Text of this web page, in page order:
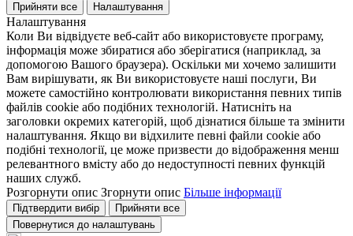
Прийняти все Налаштування
Налаштування
Коли Ви відвідуєте веб-сайт або використовуєте програму,
інформація може збиратися або зберігатися (наприклад, за
допомогою Вашого браузера). Оскільки ми хочемо залишити
Вам вирішувати, як Ви використовуєте наші послуги, Ви
можете самостійно контролювати використання певних типів
файлів cookie або подібних технологій. Натисніть на
заголовки окремих категорій, щоб дізнатися більше та змінити
налаштування. Якщо ви відхилите певні файли cookie або
подібні технології, це може призвести до відображення менш
релевантного вмісту або до недоступності певних функцій
наших служб.
Розгорнути опис Згорнути опис Більше інформації
Підтвердити вибір
Прийняти все
Повернутися до налаштувань